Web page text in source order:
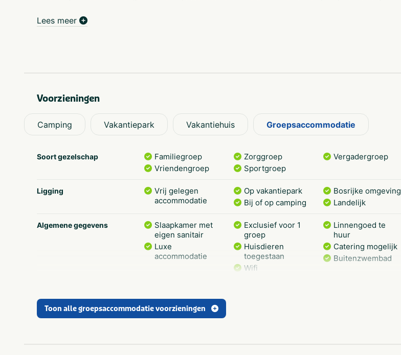
natuur gaan ontdekken. In alle rust. Samen of alleen. Let op: We zijn geen stiltecamping. Mensen en
leenskelters aanwezig. Het Lorkenbos beschikt verder over een recreatiegebouw en een restaurant.
Recreatieteam
Door het enthousiaste Recreatieteam van Het Lorkenbos worden veel leuke activiteiten
recreatieteam actief is:
Zomervakantie
Lees meer
Voorzieningen
Camping Vakantiepark Vakantiehuis Groepsaccommodatie
Soort gezelschap
Familiegroep
Vriendengroep
Zorggroep
Sportgroep
Vergadergroep
Ligging
Vrij gelegen
accommodatie
Op vakantiepark
Bij of op camping
Bosrijke omgeving
Landelijk
Algemene gegevens
Slaapkamer met
eigen sanitair
Luxe
accommodatie
Exclusief voor 1
groep
Huisdieren
toegestaan
Wifi
Linnengoed te
huur
Catering mogelijk
Buitenzwembad
Toon alle groepsaccommodatie voorzieningen